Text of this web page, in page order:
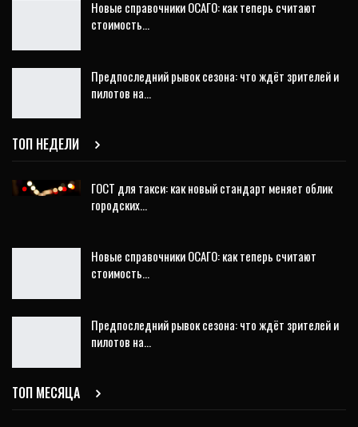
Новые справочники ОСАГО: как теперь считают
стоимость…
Предпоследний рывок сезона: что ждёт зрителей и
пилотов на…
ТОП НЕДЕЛИ
ГОСТ для такси: как новый стандарт меняет облик
городских…
Новые справочники ОСАГО: как теперь считают
стоимость…
Предпоследний рывок сезона: что ждёт зрителей и
пилотов на…
ТОП МЕСЯЦА